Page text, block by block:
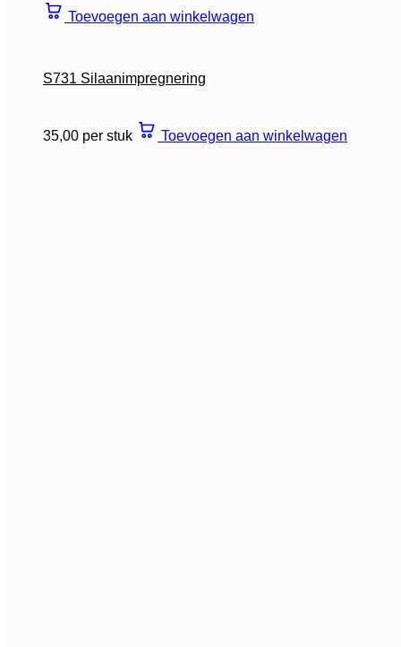
Toevoegen aan winkelwagen
S731 Silaanimpregnering
35,00 per stuk Toevoegen aan winkelwagen